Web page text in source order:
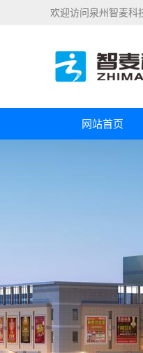
欢迎访问泉州智麦科
网站首页